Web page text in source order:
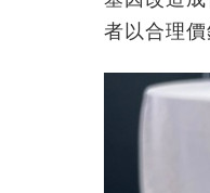
者以合理